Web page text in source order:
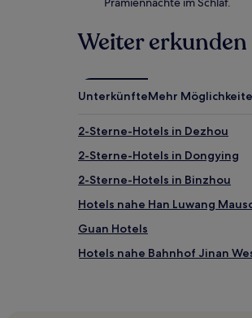
Weiter erkunden
UnterkünfteMehr
2-Sterne-Hotels in Dezhou
2-Sterne-Hotels in Dongying
2-Sterne-Hotels in Binzhou
Hotels nahe Han Luwang
Guan Hotels
Hotels nahe Bahnhof Jinan